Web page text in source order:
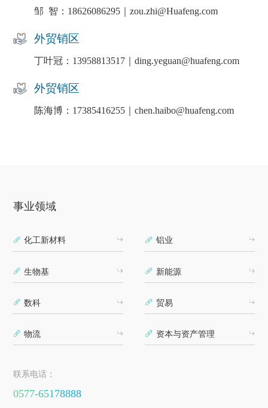
邹 智：18626086295｜zou.zhi@Huafeng.com
外贸销区
丁叶冠：13958813517｜ding.yeguan@huafeng.com
外贸销区
陈海博：17385416255｜chen.haibo@huafeng.com
事业领域
化工新材料 铝业
生物基 新能源
数科 贸易
物流 资本与资产管理
联系电话：
0577-65178888